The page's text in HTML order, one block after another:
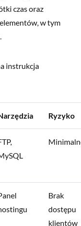
czas oraz
w tym
instrukcja
Ryzyko
Brak
dostępu
klientów